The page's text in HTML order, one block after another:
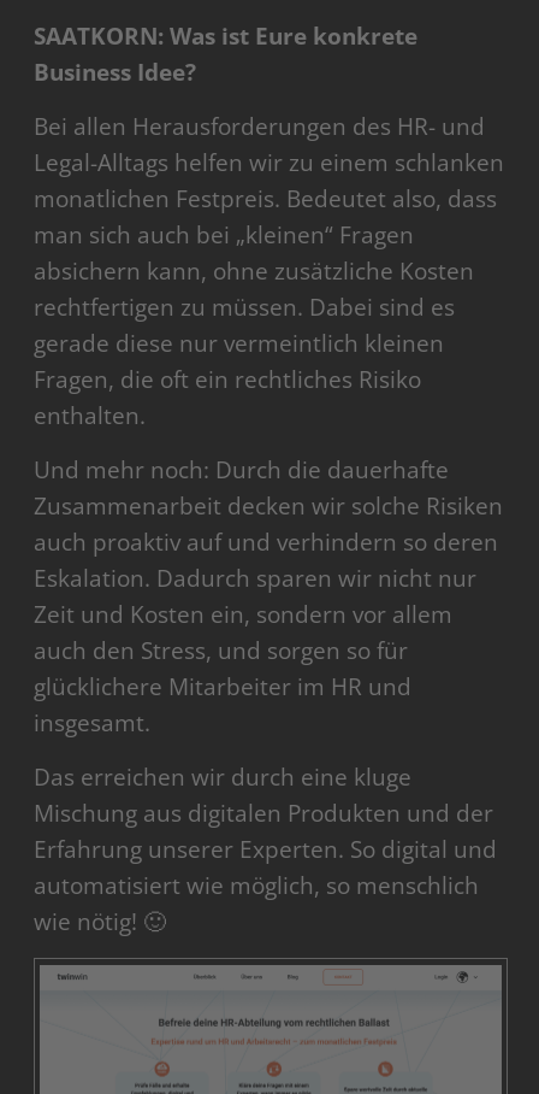
SAATKORN: Was ist Eure konkrete
Business Idee?
Bei allen Herausforderungen des HR- und
Legal-Alltags helfen wir zu einem schlanken
monatlichen Festpreis. Bedeutet also, dass
man sich auch bei „kleinen“ Fragen
absichern kann, ohne zusätzliche Kosten
rechtfertigen zu müssen. Dabei sind es
gerade diese nur vermeintlich kleinen
Fragen, die oft ein rechtliches Risiko
enthalten.
Und mehr noch: Durch die dauerhafte
Zusammenarbeit decken wir solche Risiken
auch proaktiv auf und verhindern so deren
Eskalation. Dadurch sparen wir nicht nur
Zeit und Kosten ein, sondern vor allem
auch den Stress, und sorgen so für
glücklichere Mitarbeiter im HR und
insgesamt.
Das erreichen wir durch eine kluge
Mischung aus digitalen Produkten und der
Erfahrung unserer Experten. So digital und
automatisiert wie möglich, so menschlich
wie nötig! 🙂